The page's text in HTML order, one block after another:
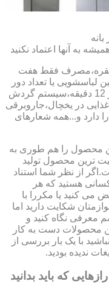
به آنها اعتماد نکنید
ونقره،مصرف فقط هفت
یا تعداد دور
دیگ درونی،شست و شوی ظروف تنها در 12 دقیقه،سیستم گردش
غذایی در یخچال،جاروبرقی
دارد و...همه شعارهای
محصول را هم طوری به
ترین محصول تولید
از نظر شما استناد
کسانی هستید که هر
می کنید یا مکررا با
شکایت دارید اما
معرفی نگاه کنید و
محصولات دست به کار
با یک بار بررسی از
ندیده بودید.
که باید بدانید